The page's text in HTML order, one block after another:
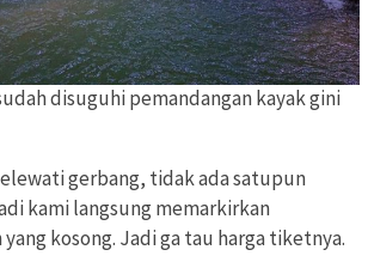
disuguhi pemandangan kayak gini
gerbang, tidak ada satupun
kami langsung memarkirkan
kosong. Jadi ga tau harga tiketnya.